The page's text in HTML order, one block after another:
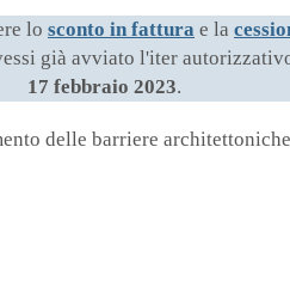
lo sconto in fattura e la
già avviato l'iter
17 febbraio 2023.
delle barriere